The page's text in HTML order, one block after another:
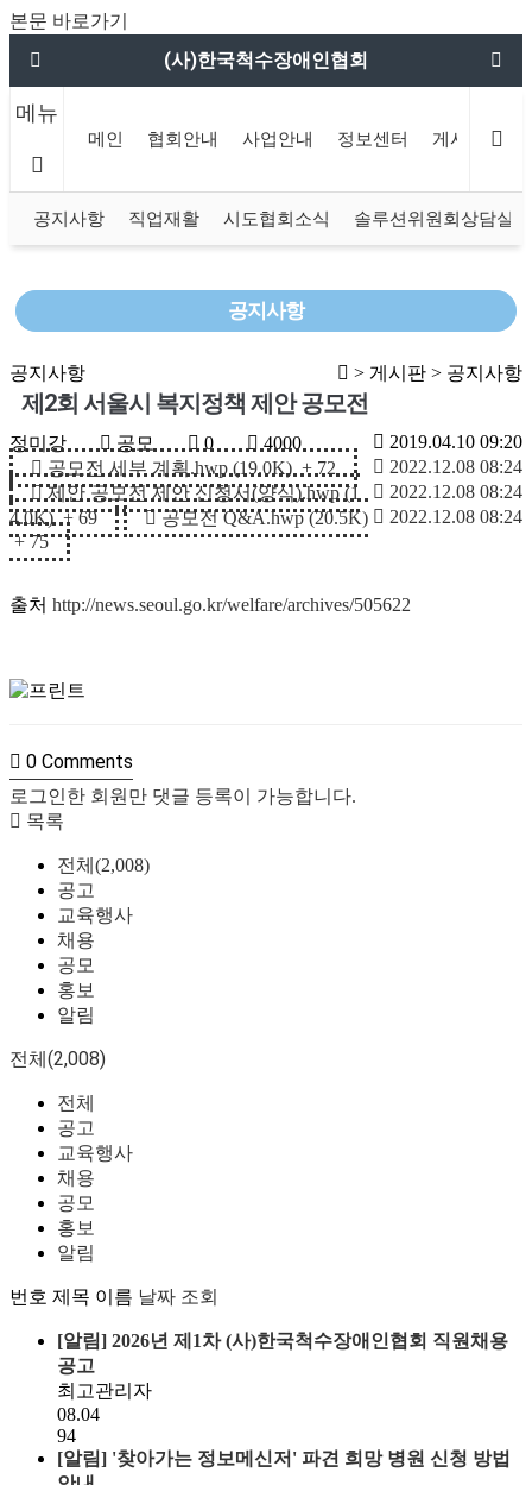
본문 바로가기
(사)한국척수장애인협회
메뉴
메인 협회안내 사업안내 정보센터 게시판
공지사항 직업재활 시도협회소식 솔루션위원회상담실
공지사항
> 게시판 > 공지사항
공지사항
제2회 서울시 복지정책 제안 공모전
정미강 공모 0 4000
2019.04.10 09:20
2022.12.08 08:24
공모전 세부 계획.hwp (19.0K) + 72
2022.12.08 08:24
제안 공모전 제안 신청서(양식).hwp (1
4.0K)+ 69 2022.12.08 08:24
공모전 Q&A.hwp (20.5K)
+ 75
출처 http://news.seoul.go.kr/welfare/archives/505622
0 Comments
로그인한 회원만 댓글 등록이 가능합니다.
목록
전체(2,008)
공고
교육행사
채용
공모
홍보
알림
전체(2,008)
전체
공고
교육행사
채용
공모
홍보
알림
번호 제목 이름 날짜 조회
[알림] 2026년 제1차 (사)한국척수장애인협회 직원채용
공고
최고관리자
08.04
94
[알림] '찾아가는 정보메신저' 파견 희망 병원 신청 방법